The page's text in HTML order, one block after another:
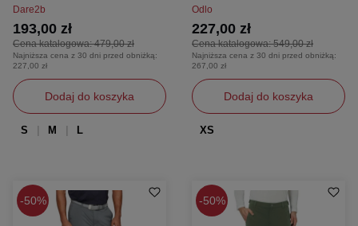
Dare2b
Cena katalogowa:479,00 zł
193,00 zł
Najniższa cena z 30 dni przed obniżką:
227,00 zł
Dodaj do koszyka
S M L
Odlo
Cena katalogowa:549,00 zł
227,00 zł
Najniższa cena z 30 dni przed obniżką:
267,00 zł
Dodaj do koszyka
XS
50% 50%